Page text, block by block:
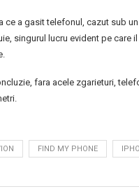
ce a gasit telefonul, cazut sub
singurul lucru evident pe care
fara acele zgarieturi,
FIND MY PHONE